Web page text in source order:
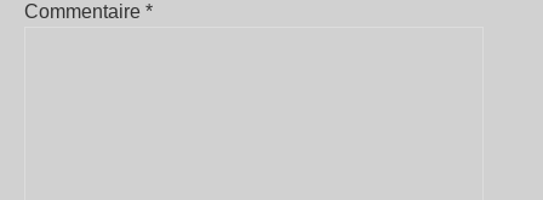
Commentaire *